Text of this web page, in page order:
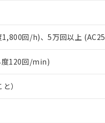
回/h)、5万回以上
度120回/min)
）